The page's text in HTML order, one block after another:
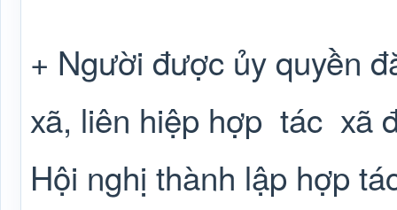
+ Người được ủy quyền
xã, liên hiệp hợp tác xã
Hội nghị thành lập hợp